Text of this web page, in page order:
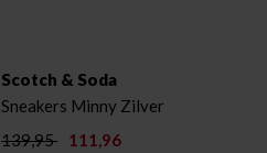
Scotch & Soda
Sneakers Minny Zilver
139,95
111,96